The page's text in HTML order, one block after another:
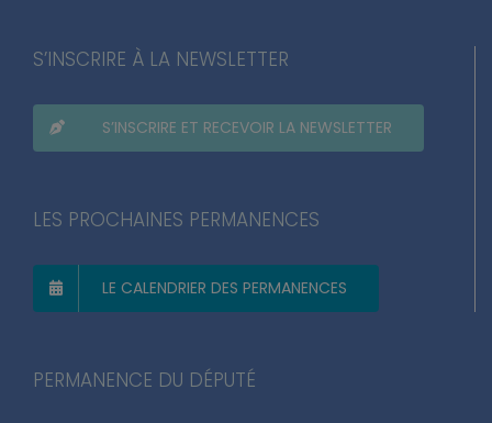
S’INSCRIRE À LA NEWSLETTER
S’INSCRIRE ET RECEVOIR LA NEWSLETTER
LES PROCHAINES PERMANENCES
LE CALENDRIER DES PERMANENCES
PERMANENCE DU DÉPUTÉ